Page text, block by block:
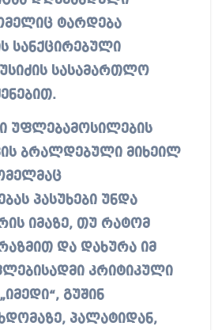
ტარდება
სანქცირებული
სასამართლო
უფლებამოსილების
ბრალდებული მიხეილ
პასუხები უნდა
იმაზე, თუ რატომ
და დახურა იმ
კრიტიკული
გუშინ
პალატიდან,